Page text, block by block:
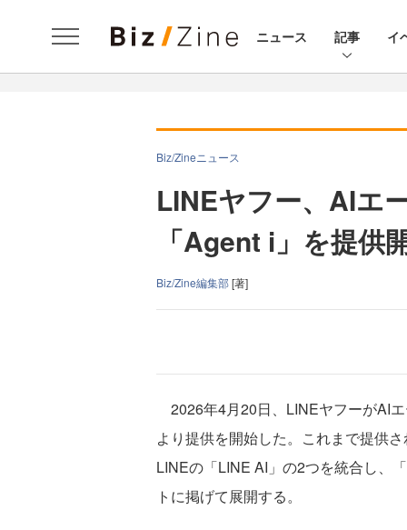
ニュース 記事 イ
Biz/Zineニュース
LINEヤフー、AIエ
「Agent i」を提供
Biz/Zine編集部[著]
2026年4月20日、LINEヤフーがAI
より提供を開始した。これまで提供
LINEの「LINE AI」の2つを統合し、
トに掲げて展開する。